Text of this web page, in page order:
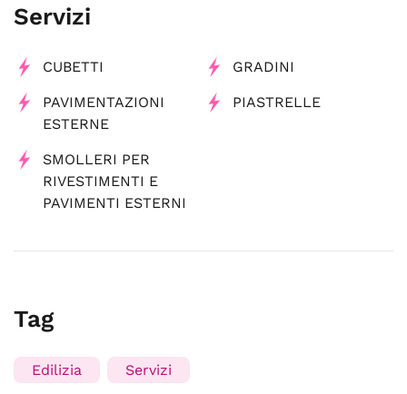
Servizi
CUBETTI GRADINI
PAVIMENTAZIONI
ESTERNE
PIASTRELLE
SMOLLERI PER
RIVESTIMENTI E
PAVIMENTI ESTERNI
Tag
Edilizia Servizi